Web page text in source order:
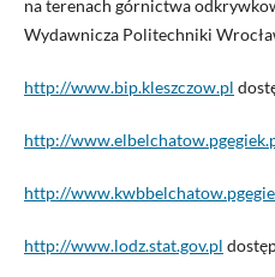
na terenach górnictwa
Wydawnicza Politechniki
http://www.bip.kleszczow.pl
http://
http://
http://www.lodz.stat.gov.pl